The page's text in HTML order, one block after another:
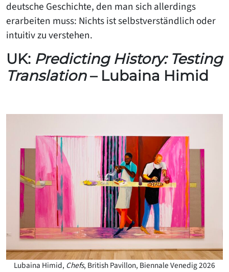
deutsche Geschichte, den man sich allerdings
erarbeiten muss: Nichts ist selbstverständlich oder
intuitiv zu verstehen.
UK: Predicting History: Testing
Translation– Lubaina Himid
Lubaina Himid, Chefs, British Pavillon, Biennale Venedig 2026